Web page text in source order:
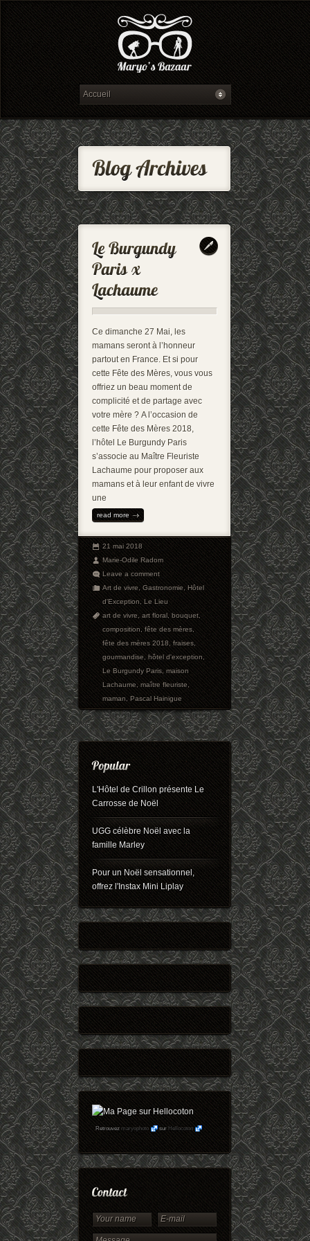
Ce dimanche 27 Mai, les
mamans seront à l’honneur
partout en France. Et si pour
cette Fête des Mères, vous vous
offriez un beau moment de
complicité et de partage avec
votre mère ? A l’occasion de
cette Fête des Mères 2018,
l’hôtel Le Burgundy Paris
s’associe au Maître Fleuriste
Lachaume pour proposer aux
mamans et à leur enfant de vivre
une
read more
21 mai 2018
Marie-Odile Radom
Leave a comment
Art de vivre,Gastronomie,Hôtel
d'Exception,Le Lieu
art de vivre,art floral,bouquet,
composition,fête des mères,
fête des mères 2018,fraises,
gourmandise,hôtel d'exception,
Le Burgundy Paris,maison
Lachaume,maître fleuriste,
maman,Pascal Hainigue
L'Hôtel de Crillon présente Le
Carrosse de Noël
UGG célèbre Noël avec la
famille Marley
Pour un Noël sensationnel,
offrez l'Instax Mini Liplay
Retrouvezmaryophoto surHellocoton